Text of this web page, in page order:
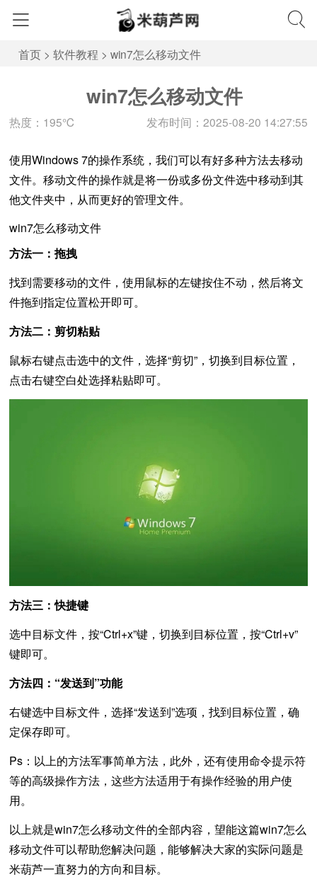
首页 > 软件教程 > win7怎么移动文件
win7怎么移动文件
热度：195℃ 发布时间：2025-08-20 14:27:55
使用Windows 7的操作系统，我们可以有好多种方法去移动
文件。移动文件的操作就是将一份或多份文件选中移动到其
他文件夹中，从而更好的管理文件。
win7怎么移动文件
方法一：拖拽
找到需要移动的文件，使用鼠标的左键按住不动，然后将文
件拖到指定位置松开即可。
方法二：剪切粘贴
鼠标右键点击选中的文件，选择“剪切”，切换到目标位置，
点击右键空白处选择粘贴即可。
方法三：快捷键
选中目标文件，按“Ctrl+x”键，切换到目标位置，按“Ctrl+v”
键即可。
方法四：“发送到”功能
右键选中目标文件，选择“发送到”选项，找到目标位置，确
定保存即可。
Ps：以上的方法军事简单方法，此外，还有使用命令提示符
等的高级操作方法，这些方法适用于有操作经验的用户使
用。
以上就是win7怎么移动文件的全部内容，望能这篇win7怎么
移动文件可以帮助您解决问题，能够解决大家的实际问题是
米葫芦一直努力的方向和目标。